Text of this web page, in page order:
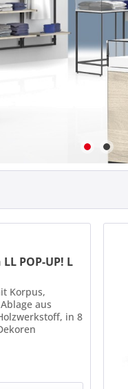
POP-UP! L
Korpus,
aus
in 8
Tischplatte